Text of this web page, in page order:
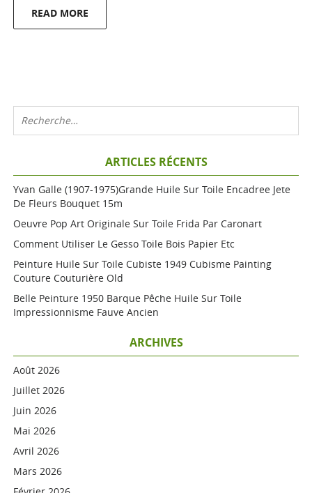
READ MORE
ARTICLES RÉCENTS
Yvan Galle (1907-1975)grande Huile Sur Toile Encadree Jete
De Fleurs Bouquet 15m
Oeuvre Pop Art Originale Sur Toile Frida Par Caronart
Comment Utiliser Le Gesso Toile Bois Papier Etc
Peinture Huile Sur Toile Cubiste 1949 Cubisme Painting
Couture Couturière Old
Belle Peinture 1950 Barque Pêche Huile Sur Toile
Impressionnisme Fauve Ancien
ARCHIVES
Août 2026
Juillet 2026
Juin 2026
Mai 2026
Avril 2026
Mars 2026